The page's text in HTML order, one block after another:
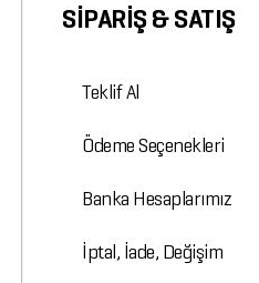
SİPARİŞ & SATIŞ
Teklif Al
Ödeme Seçenekleri
Banka Hesaplarımız
İptal, İade, Değişim